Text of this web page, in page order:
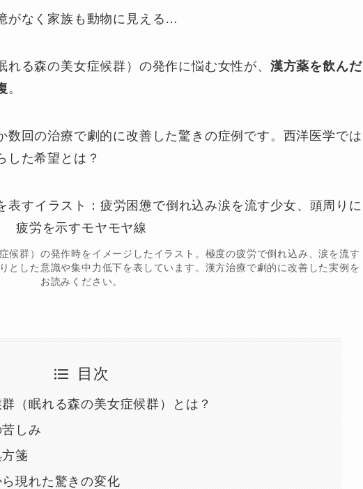
がなく家族も動物に見える…
る森の美女症候群）の発作に悩む女性が、 漢方薬を飲んだ
。
数回の治療で劇的に改善した驚きの症例です。西洋医学では
した希望とは？
候群）の発作時をイメージしたイラスト。極度の疲労で倒れ込み、涙を流す
とした意識や集中力低下を表しています。漢方治療で劇的に改善した実例を
お読みください。
目次
（眠れる森の美女症候群）とは？
しみ
箋
現れた驚きの変化